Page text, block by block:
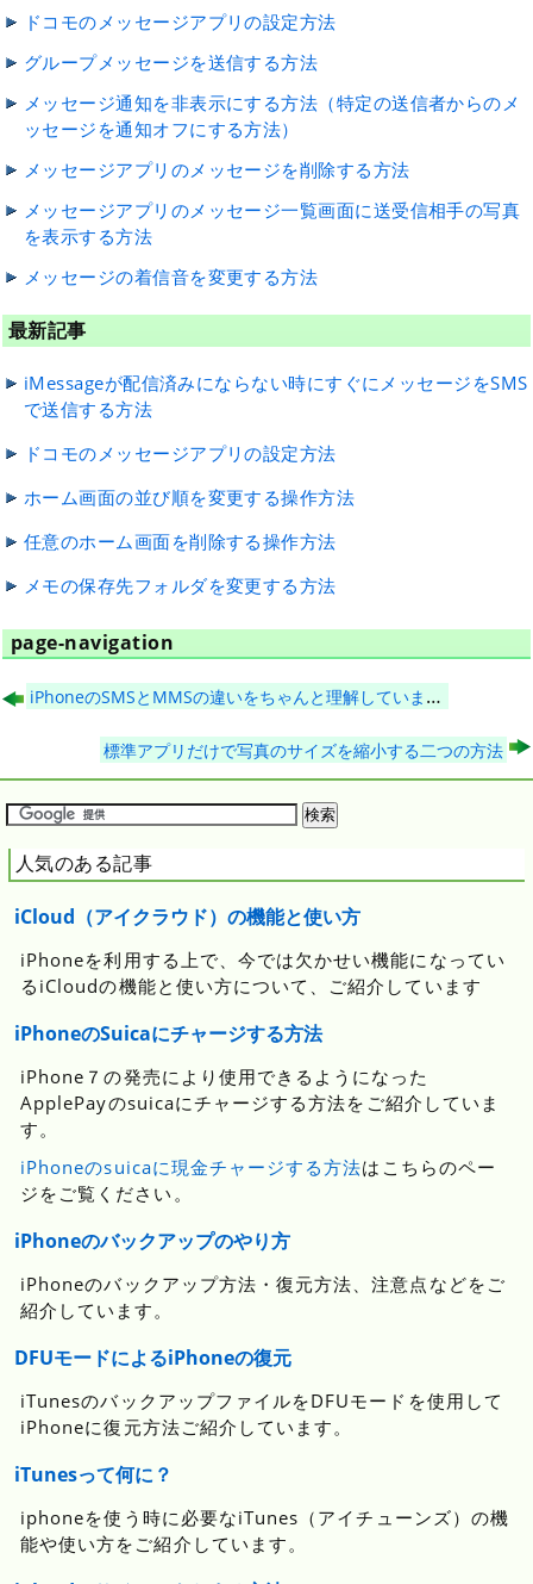
ドコモのメッセージアプリの設定方法
グループメッセージを送信する方法
メッセージ通知を非表示にする方法（特定の送信者からのメ
ッセージを通知オフにする方法）
メッセージアプリのメッセージを削除する方法
メッセージアプリのメッセージ一覧画面に送受信相手の写真
を表示する方法
メッセージの着信音を変更する方法
最新記事
iMessageが配信済みにならない時にすぐにメッセージをSMS
で送信する方法
ドコモのメッセージアプリの設定方法
ホーム画面の並び順を変更する操作方法
任意のホーム画面を削除する操作方法
メモの保存先フォルダを変更する方法
page-navigation
iPhoneのSMSとMMSの違いをちゃんと理解していますか？（MMS編）
標準アプリだけで写真のサイズを縮小する二つの方法
人気のある記事
iCloud（アイクラウド）の機能と使い方
iPhoneを利用する上で、今では欠かせい機能になってい
るiCloudの機能と使い方について、ご紹介しています
iPhoneのSuicaにチャージする方法
iPhone７の発売により使用できるようになった
ApplePayのsuicaにチャージする方法をご紹介していま
す。
iPhoneのsuicaに現金チャージする方法はこちらのペー
ジをご覧ください。
iPhoneのバックアップのやり方
iPhoneのバックアップ方法・復元方法、注意点などをご
紹介しています。
DFUモードによるiPhoneの復元
iTunesのバックアップファイルをDFUモードを使用して
iPhoneに復元方法ご紹介しています。
iTunesって何に？
iphoneを使う時に必要なiTunes（アイチューンズ）の機
能や使い方をご紹介しています。